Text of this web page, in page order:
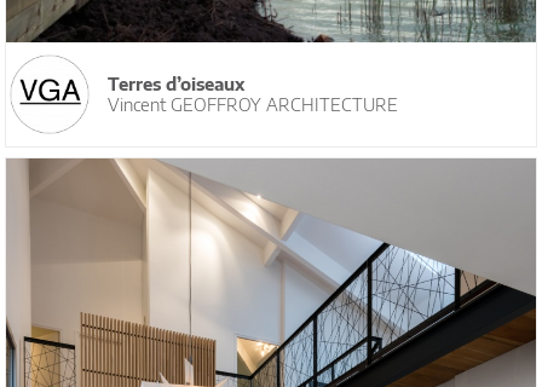
Terres d’oiseaux
Vincent GEOFFROY ARCHITECTURE